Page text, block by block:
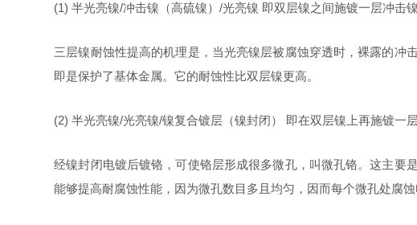
(1) 半光亮镍/冲击镍（高硫镍）/光亮镍 即双层镍之间施镀一层冲击
三层镍耐蚀性提高的机理是，当光亮镍层被腐蚀穿透时，裸露的
即是保护了基体金属。它的耐蚀性比双层镍更高。
(2) 半光亮镍/光亮镍/镍复合镀层（镍封闭） 即在双层镍上再施镀一
经镍封闭电镀后镀铬，可使铬层形成很多微孔，叫微孔铬。这主要
能够提高耐腐蚀性能，因为微孔数目多且均匀，因而每个微孔处腐